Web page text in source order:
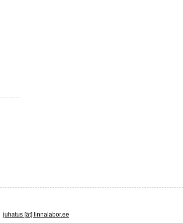
juhatus [ät] linnalabor.ee